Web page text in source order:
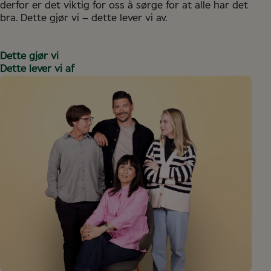
partnerforumet eller ved å støtte nye butikkpartnere
som mentor.
er bare noen få eksempler på alternativene. Vi har
også et budsjett for ekstern opplæring ved behov.
derfor er det viktig for oss å sørge for at alle har det
bra. Dette gjør vi – dette lever vi av.
Dette gjør vi
Dette lever vi af